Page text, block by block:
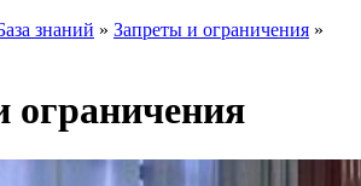
знаний » Запреты и ограничения »
ограничения